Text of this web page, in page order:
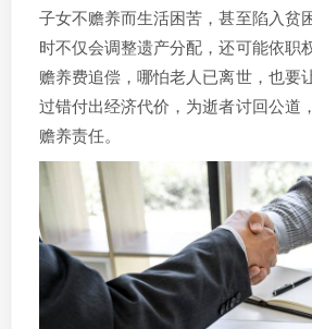
子女不赡养而生活困苦，甚至陷入贫
时不仅会调整遗产分配，还可能依职
赡养费追偿，哪怕老人已离世，也要
过错付出经济代价，为逝者讨回公道
赡养责任。